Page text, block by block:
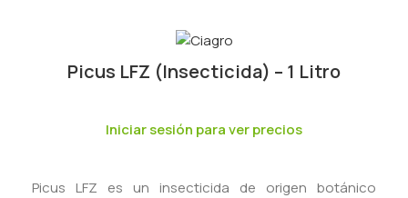
Picus LFZ (Insecticida) – 1 Litro
Iniciar sesión para ver precios
Picus LFZ es un insecticida de origen botánico